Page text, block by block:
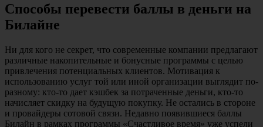
Способы перевести баллы в деньги на
Билайне
Ни для кого не секрет, что современные компании предлагают
различные накопительные и бонусные программы с целью
привлечения потенциальных клиентов. Мотивация к
использованию услуг той или иной организации выглядит по-
разному: кто-то дает кэшбек за потраченные деньги, кто-то
начисляет скидку на будущую покупку. Не остались в стороне
и провайдеры сотовой связи. Недавно появившиеся баллы
Билайн в рамках программы «Счастливое время» уже успели